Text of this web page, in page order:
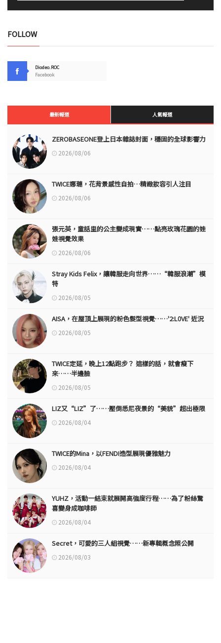
FOLLOW
Diodeo.ROC
Facebook
最新報道 人氣報道
ZEROBASEONE登上日本雜誌封面，穩固的全球影響力
2026/08/06
TWICE娜璉，花背景感性自拍…精緻妝容引人注目
2026/08/06
張元英，童話里的公主變成現實……點亮玫瑰花園的娃
娃視覺效果
2026/08/06
Stray Kids Felix，讓韓服走向世界……“韓服浪潮”模
特
2026/08/05
AISA，在屋頂上展現的粉色髮型視覺……'2:L0VE' 近況
2026/08/05
TWICE定延，晚上12點跑步？ 這樣的話，就會瘦下
來……半邊臉
2026/08/05
LIZ又“LIZ”了……壓倒悉尼夜景的“美貌”超出極限
2026/08/04
TWICE的Mina，以FENDI造型展現優雅魅力
2026/08/04
YUHZ，活動一結束就展開高強度行程……為了粉絲驚
喜變身成咖啡師
2026/08/04
Secret，可愛的三人組視覺……新專輯概念照公開
2026/08/03